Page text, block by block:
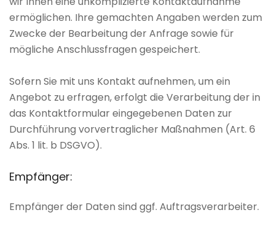
ermöglichen. Ihre gemachten Angaben werden zum
Zwecke der Bearbeitung der Anfrage sowie für
mögliche Anschlussfragen gespeichert.
Sofern Sie mit uns Kontakt aufnehmen, um ein
Angebot zu erfragen, erfolgt die Verarbeitung der in
das Kontaktformular eingegebenen Daten zur
Durchführung vorvertraglicher Maßnahmen (Art. 6
Abs. 1 lit. b DSGVO).
Empfänger:
Empfänger der Daten sind ggf. Auftragsverarbeiter.